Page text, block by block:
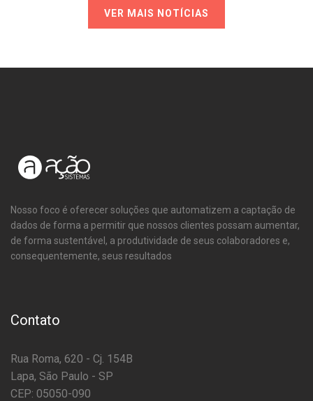
VER MAIS NOTÍCIAS
Nosso foco é oferecer soluções que automatizem a captação de
dados de forma a permitir que nossos clientes possam aumentar,
de forma sustentável, a produtividade de seus colaboradores e,
consequentemente, seus resultados
Contato
Rua Roma, 620 - Cj. 154B
Lapa, São Paulo - SP
CEP: 05050-090